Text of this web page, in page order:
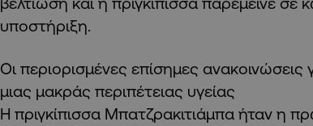
υποστήριξη.
Οι περιορισμένες επίσημες ανακοινώσεις
μιας μακράς περιπέτειας υγείας
Η πριγκίπισσα Μπατζρακιτιάμπα ήταν η